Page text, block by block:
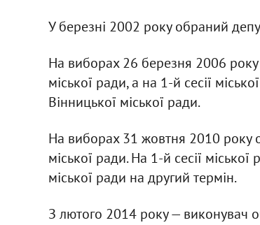
У березні 2002 року обраний
На виборах 26 березня 2006
міської ради, а на 1-й сесії
Вінницької міської ради.
На виборах 31 жовтня 2010 року
міської ради. На 1-й сесії
міської ради на другий термін.
З лютого 2014 року — виконувач